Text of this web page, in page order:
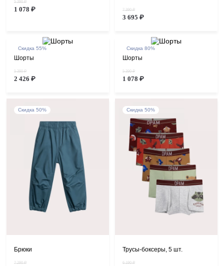
5 390 ₽
1 078 ₽ 7 390 ₽
3 695 ₽
Скидка 55%
Шорты
5 390 ₽
2 426 ₽
Скидка 80%
Шорты
5 390 ₽
1 078 ₽
Скидка 50%
Брюки
7 290 ₽
Скидка 50%
Трусы-боксеры, 5 шт.
6 190 ₽